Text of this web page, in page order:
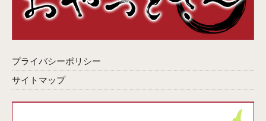
プライバシーポリシー
サイトマップ